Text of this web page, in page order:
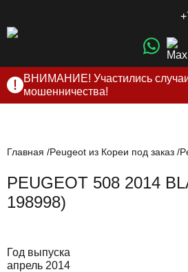
ВНИМАНИЕ! Участились
мошенничества!
нами по официальнымконтактам,
Главная Peugeot из Кореи под заказ
PEUGEOT 508 2014
198998)
Год выпуска
апрель 2014